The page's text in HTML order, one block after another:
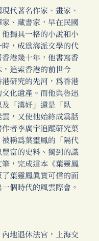
代著名作家、畫家、
、藏書家，早在民國
獨具一格的小說和小
，成為海派文學的代
港幾十年，他書寫香
追索香港的前世今
研究的先河，為香港
化遺產。而他與魯迅
「漢奸」還是「臥
，又使他始終成為話
者李廣宇追蹤研究葉
稱為葉靈鳳的「隔代
富的史料、獨到的識
筆，完成這本《葉靈鳳
葉靈鳳真實可信的面
個時代的風雲際會。
地退休法官，上海交